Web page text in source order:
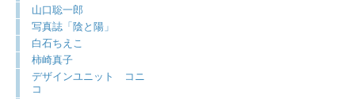
山口聡一郎
写真誌「陰と陽」
白石ちえこ
柿崎真子
デザインユニット コニ
コ